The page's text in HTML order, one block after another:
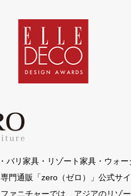
バリ家具・リゾート家具・ウォー
門通販「zero（ゼロ）」公式サ
ァニチャーでは、アジアのリゾ